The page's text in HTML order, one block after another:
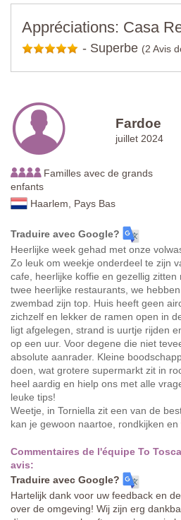
Appréciations: Casa
- Superbe (2 Avis
Fardoe
juillet 2024
Familles avec de grands
enfants
Haarlem, Pays Bas
Traduire avec Google?
Heerlijke week gehad met onze
Zo leuk om weekje onderdeel te zijn
cafe, heerlijke koffie en gezellig
twee heerlijke restaurants, we
zwembad zijn top. Huis heeft geen
zichzelf en lekker de ramen open in
ligt afgelegen, strand is uurtje rijden
op een uur. Voor degene die niet
absolute aanrader. Kleine
doen, wat grotere supermarkt zit in
heel aardig en hielp ons met alle
leuke tips!
Weetje, in Torniella zit een van de
kan je gewoon naartoe, rondkijken en
Commentaires de l'équipe To
avis:
Traduire avec Google?
Hartelijk dank voor uw feedback en
over de omgeving! Wij zijn erg